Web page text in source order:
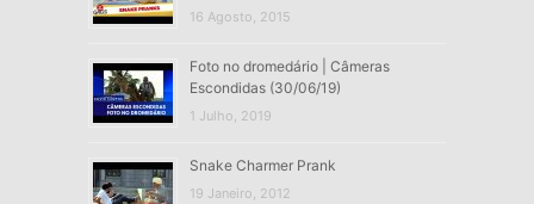
16 Agosto, 2015
Foto no dromedário | Câmeras
Escondidas (30/06/19)
1 Julho, 2019
Snake Charmer Prank
19 Janeiro, 2012